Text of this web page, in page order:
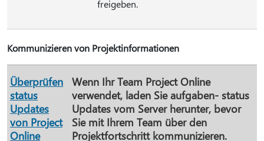
freigeben.
Kommunizieren von Projektinformationen
Überprüfen
status
Updates
von Project
Online
Wenn Ihr Team Project Online
verwendet, laden Sie aufgaben- status
Updates vom Server herunter, bevor
Sie mit Ihrem Team über den
Projektfortschritt kommunizieren.